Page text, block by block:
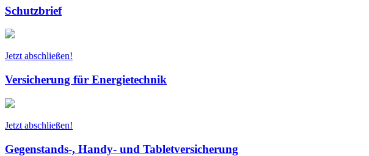
Schutzbrief
Jetzt abschließen!
Versicherung für Energietechnik
Jetzt abschließen!
Gegenstands-, Handy- und Tabletversicherung